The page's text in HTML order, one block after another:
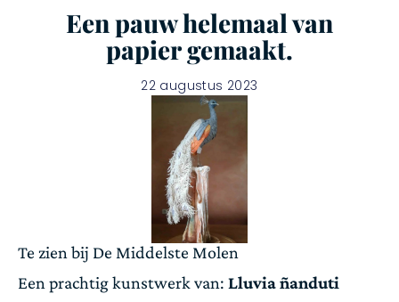
Een pauw helemaal van
papier gemaakt.
22 augustus 2023
Te zien bij De Middelste Molen
Een prachtig kunstwerk van: Lluvia ñanduti